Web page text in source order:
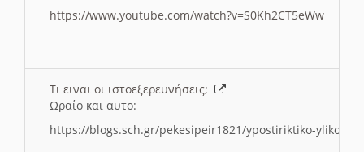
https://www.youtube.com/watch?v=S0Kh2CT5eWw
Τι ειναι οι ιστοεξερευνήσεις;
Ωραίο και αυτο:
https://blogs.sch.gr/pekesipeir1821/ypostiriktiko-yliko/